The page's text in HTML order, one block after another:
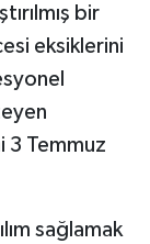
bir
eksiklerini
3 Temmuz
sağlamak